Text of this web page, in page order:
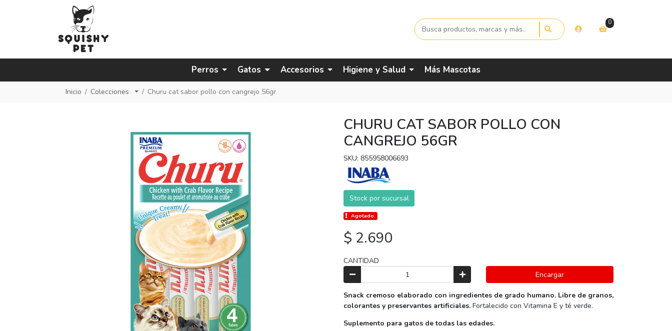
0
Perros Gatos Accesorios Higiene y Salud Más Mascotas
Inicio Colecciones Churu cat sabor pollo con cangrejo 56gr
CHURU CAT SABOR POLLO CON
CANGREJO 56GR
SKU: 855958006693
Stock por sucursal
Agotado.
$ 2.690
CANTIDAD
Encargar
Snack cremoso elaborado con ingredientes de grado humano. Libre de granos,
colorantes y preservantes artificiales. Fortalecido con Vitamina E y té verde.
Suplemento para gatos de todas las edades.